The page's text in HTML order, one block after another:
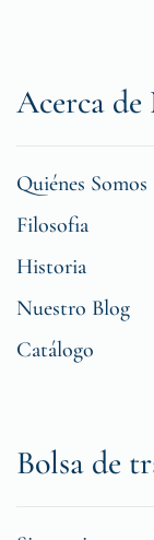
Acerca de
Quiénes Somos
Filosofia
Historia
Nuestro Blog
Catálogo
Bolsa de